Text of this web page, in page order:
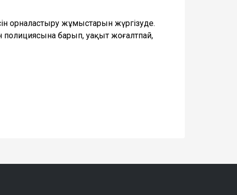
орналастыру жұмыстарын жүргізуде.
полициясына барып, уақыт жоғалтпай,